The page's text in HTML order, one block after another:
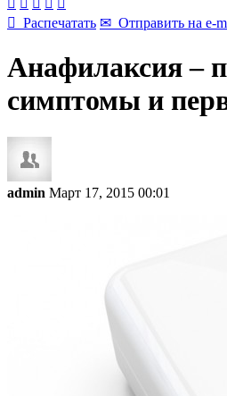
    
 Распечатать ✉ Отправить на e-
Анафилаксия –
симптомы и
admin Март 17, 2015 00:01